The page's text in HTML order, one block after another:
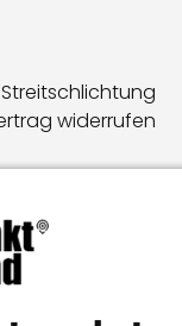
widerrufen